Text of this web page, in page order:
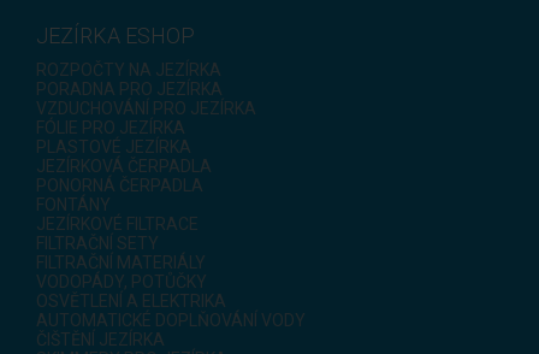
JEZÍRKA ESHOP
ROZPOČTY NA JEZÍRKA
PORADNA PRO JEZÍRKA
VZDUCHOVÁNÍ PRO JEZÍRKA
FÓLIE PRO JEZÍRKA
PLASTOVÉ JEZÍRKA
JEZÍRKOVÁ ČERPADLA
PONORNÁ ČERPADLA
FONTÁNY
JEZÍRKOVÉ FILTRACE
FILTRAČNÍ SETY
FILTRAČNÍ MATERIÁLY
VODOPÁDY, POTŮČKY
OSVĚTLENÍ A ELEKTRIKA
AUTOMATICKÉ DOPLŇOVÁNÍ VODY
ČIŠTĚNÍ JEZÍRKA